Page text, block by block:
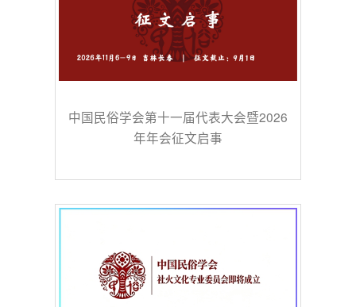
中国民俗学会第十一届代表大会暨2026
年年会征文启事